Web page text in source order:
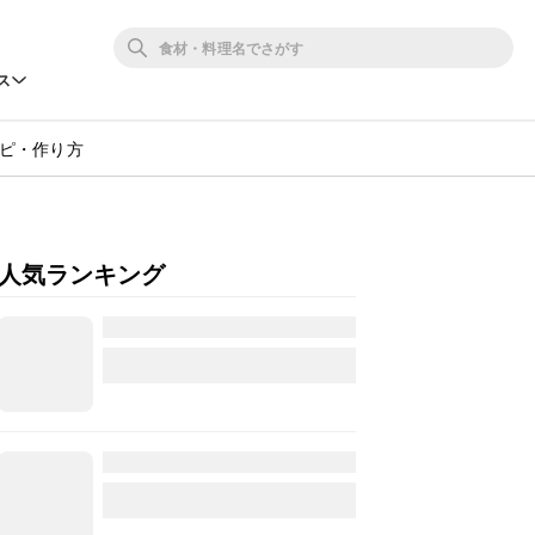
・作り方
人気ランキング